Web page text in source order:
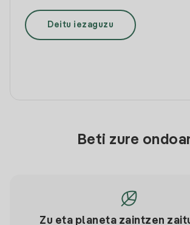
Deitu iezaguzu
Beti zure
Zu eta planeta zaintzen